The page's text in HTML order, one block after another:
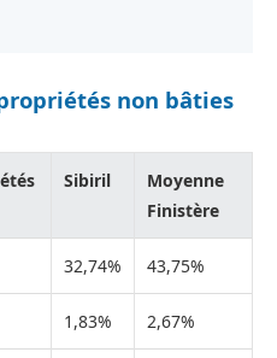
non bâties
Sibiril
Moyenne
Finistère
32,74% 43,75%
1,83% 2,67%